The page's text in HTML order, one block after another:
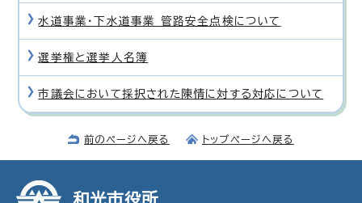
水道事業・下水道事業 管路安全点検について
選挙権と選挙人名簿
市議会において採択された陳情に対する対応について
前のページへ戻る トップページへ戻る
和光市役所